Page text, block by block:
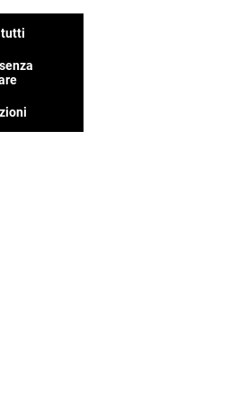
che
non
tutti